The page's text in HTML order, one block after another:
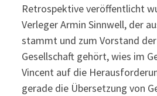
Retrospektive veröffentlicht
Verleger Armin Sinnwell, der
stammt und zum Vorstand
Gesellschaft gehört, wies im
Vincent auf die
gerade die Übersetzung von